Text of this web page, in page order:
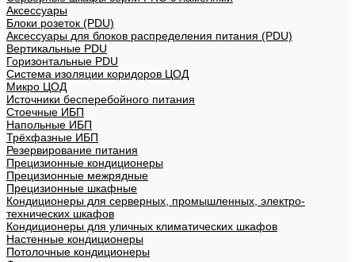
Аксессуары
Блоки розеток (PDU)
Аксессуары для блоков распределения питания (PDU)
Вертикальные PDU
Горизонтальные PDU
Система изоляции коридоров ЦОД
Микро ЦОД
Источники бесперебойного питания
Стоечные ИБП
Напольные ИБП
Трёхфазные ИБП
Резервирование питания
Прецизионные кондиционеры
Прецизионные межрядные
Прецизионные шкафные
Кондиционеры для серверных, промышленных, электро-
технических шкафов
Кондиционеры для уличных климатических шкафов
Настенные кондиционеры
Потолочные кондиционеры